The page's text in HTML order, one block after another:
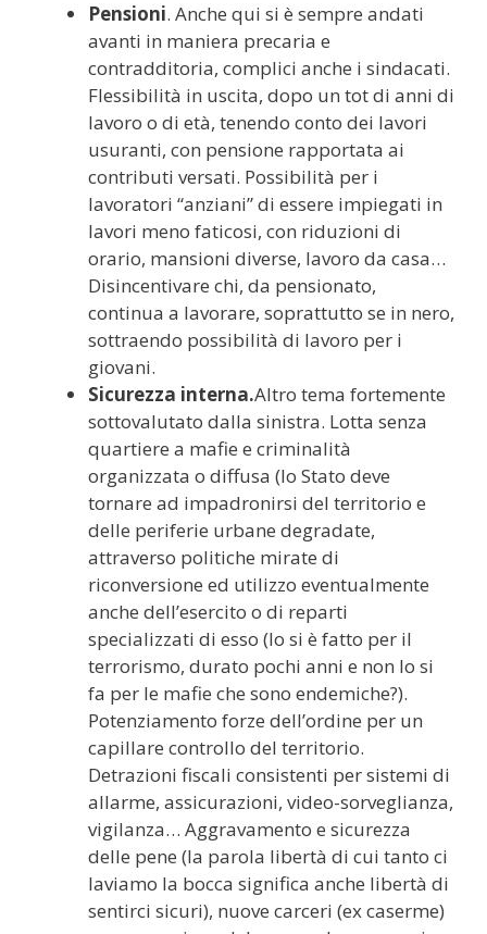
Pensioni. Anche qui si è sempre andati
avanti in maniera precaria e
contradditoria, complici anche i sindacati.
Flessibilità in uscita, dopo un tot di anni di
lavoro o di età, tenendo conto dei lavori
usuranti, con pensione rapportata ai
contributi versati. Possibilità per i
lavoratori “anziani” di essere impiegati in
lavori meno faticosi, con riduzioni di
orario, mansioni diverse, lavoro da casa…
Disincentivare chi, da pensionato,
continua a lavorare, soprattutto se in nero,
sottraendo possibilità di lavoro per i
giovani.
Sicurezza interna.Altro tema fortemente
sottovalutato dalla sinistra. Lotta senza
quartiere a mafie e criminalità
organizzata o diffusa (lo Stato deve
tornare ad impadronirsi del territorio e
delle periferie urbane degradate,
attraverso politiche mirate di
riconversione ed utilizzo eventualmente
anche dell’esercito o di reparti
specializzati di esso (lo si è fatto per il
terrorismo, durato pochi anni e non lo si
fa per le mafie che sono endemiche?).
Potenziamento forze dell’ordine per un
capillare controllo del territorio.
Detrazioni fiscali consistenti per sistemi di
allarme, assicurazioni, video-sorveglianza,
vigilanza… Aggravamento e sicurezza
delle pene (la parola libertà di cui tanto ci
laviamo la bocca significa anche libertà di
sentirci sicuri), nuove carceri (ex caserme)